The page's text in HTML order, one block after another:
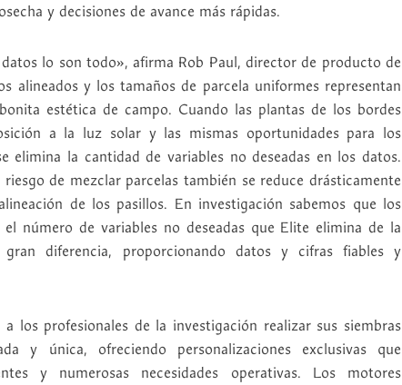
y decisiones de avance más rápidas.
lo son todo», afirma Rob Paul, director de producto de
alineados y los tamaños de parcela uniformes representan
estética de campo. Cuando las plantas de los bordes
a la luz solar y las mismas oportunidades para los
elimina la cantidad de variables no deseadas en los datos.
de mezclar parcelas también se reduce drásticamente
de los pasillos. En investigación sabemos que los
número de variables no deseadas que Elite elimina de la
gran diferencia, proporcionando datos y cifras fiables y
los profesionales de la investigación realizar sus siembras
y única, ofreciendo personalizaciones exclusivas que
y numerosas necesidades operativas. Los motores